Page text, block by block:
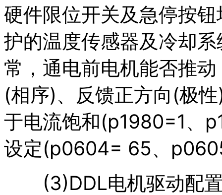
硬件限位开关及急停按
护的温度传感器及冷却
常，通电前电机能否推
(相序)、反馈正方向(极
于电流饱和(p1980=1、
设定(p0604= 65、
(3)DDL电机驱动配置